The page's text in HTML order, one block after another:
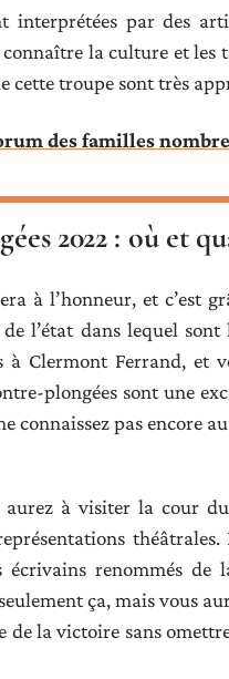
interprétées par des
la culture et les
cette troupe sont très
des familles
2022 : où et
à l’honneur, et c’est
l’état dans lequel sont
à Clermont Ferrand, et
plongées sont une
connaissez pas encore
aurez à visiter la cour
écrivains renommés
ça, mais vous
de la victoire sans